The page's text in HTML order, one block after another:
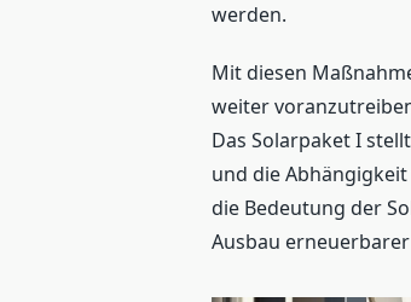
werden.
Mit diesen
weiter
Das Solarpaket I
und die
die Bedeutung der
Ausbau